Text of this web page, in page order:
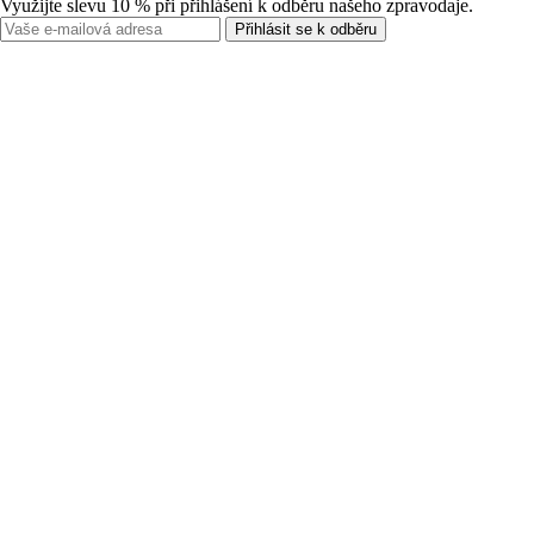
Využijte slevu 10 % při přihlášení k odběru našeho zpravodaje.
Přihlásit se k odběru